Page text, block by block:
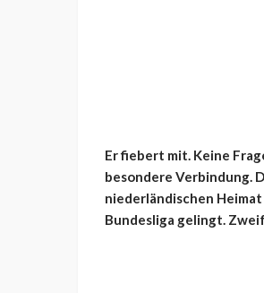
Er fiebert mit. Keine
besondere Verbindung.
niederländischen
Bundesliga gelingt.